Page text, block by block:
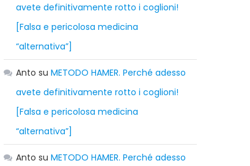
avete definitivamente rotto i coglioni!
[Falsa e pericolosa medicina
“alternativa”]
Anto suMETODO HAMER. Perché adesso
avete definitivamente rotto i coglioni!
[Falsa e pericolosa medicina
“alternativa”]
Anto suMETODO HAMER. Perché adesso